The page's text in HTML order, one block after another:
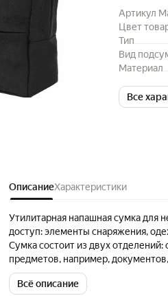
Артикул
Цвет
Тип
Вид
Материал
Все
ОписаниеХарактеристики
Утилитарная напашная сумка
доступ: элементы снаряжения,
Сумка состоит из двух
предметов, например,
двустороннюю молнию. Сумка
при помощи текстильной липучки
Всё описание